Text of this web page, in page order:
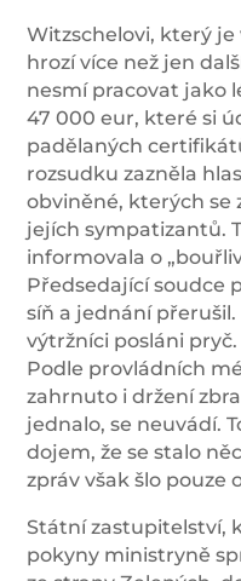
Witzschelovi, který je
hrozí více než jen
nesmí pracovat jako
47 000 eur, které si
padělaných
rozsudku zazněla
obviněné, kterých se
jejích sympatizantů.
informovala o
Předsedající soudce
síň a jednání
výtržníci posláni pryč.
Podle provládních
zahrnuto i držení
jednalo, se neuvádí.
dojem, že se stalo
zpráv však šlo pouze
Státní zastupitelství,
pokyny ministryně